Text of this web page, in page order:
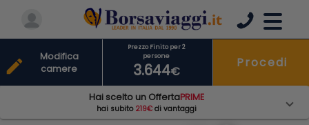
Prezzo Finito per 2
persone
3.644€
Procedi
edit
Modifica
camere
Hai scelto un OffertaPRIME
hai subito 219€di vantaggi